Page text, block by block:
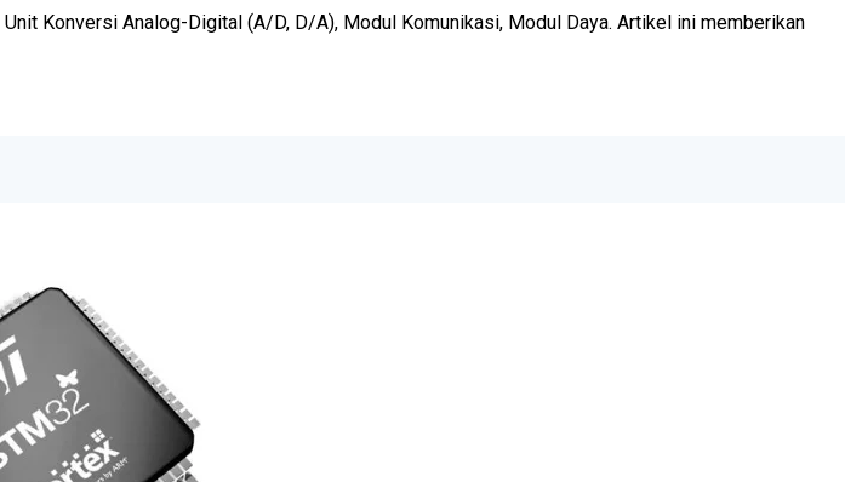
Konversi Analog-Digital (A/D, D/A), Modul Komunikasi, Modul Daya. Artikel ini memberikan